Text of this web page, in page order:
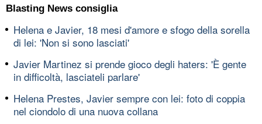
Blasting News consiglia
Helena e Javier, 18 mesi d'amore e sfogo della sorella
di lei: 'Non si sono lasciati'
Javier Martinez si prende gioco degli haters: 'È gente
in difficoltà, lasciateli parlare'
Helena Prestes, Javier sempre con lei: foto di coppia
nel ciondolo di una nuova collana